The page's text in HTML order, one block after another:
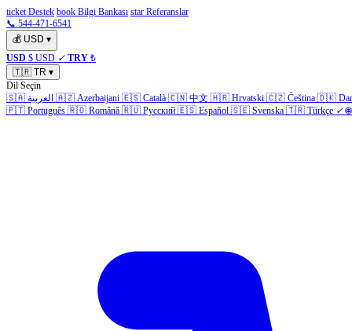
ticket Destek book Bilgi Bankası star Referanslar
📞 544-471-6541
💰 USD ▾
USD $ USD ✓ TRY ₺
🇹🇷 TR ▾
Dil Seçin
🇸🇦 العربية 🇦🇿 Azerbaijani 🇪🇸 Català 🇨🇳 中文 🇭🇷 Hrvatski 🇨🇿 Čeština 🇩🇰
🇵🇹 Português 🇷🇴 Română 🇷🇺 Русский 🇪🇸 Español 🇸🇪 Svenska 🇹🇷 Türkçe ✓ 🌐